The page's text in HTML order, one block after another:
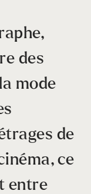
des
mode
de
ce
entre